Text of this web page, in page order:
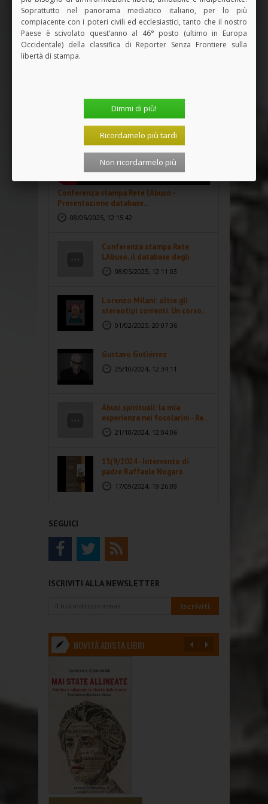
01 Agosto 2026, 14:36
<< < 1 3 4 > >>
Conferenza stampa Rete l'Abuso -
Presentazione database...
08/05/2025, 12:15:42
Conferenza stampa Rete
L'Abuso, il database degli
abusi...08/05/2025, 12:11:03
Lorenzo Milani: oltre gli
stereotipi correnti. Un corso...
01/02/2025, 20:07:36
Gustavo Gutiérrez
25/10/2024, 12:34:11
Abusi spirituali: la mia
esperienza nei focolarini - Re...
21/10/2024, 12:04:06
15(9/2024 - Intervento di
padre Raffaele Nogaro
17/09/2024, 19:26:09
SEGUICI
ISCRIVITI ALLA NEWSLETTER
NOVITÀ ADISTA LIBRI
Soprattutto nel panorama mediatico italiano, per lo più
compiacente con i poteri civili ed ecclesiastici, tanto che il nostro
Paese è scivolato quest’anno al 46° posto (ultimo in Europa
Occidentale) della classifica di Reporter Senza Frontiere sulla
libertà di stampa.
Dimmi di più!
Ricordamelo più tardi
Non ricordarmelo più